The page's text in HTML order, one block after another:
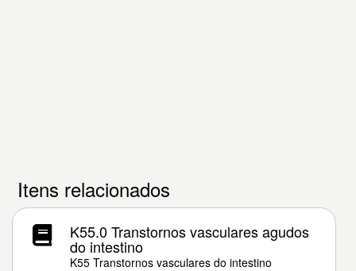
Itens relacionados
K55.0 Transtornos vasculares agudos
do intestino
K55 Transtornos vasculares do intestino